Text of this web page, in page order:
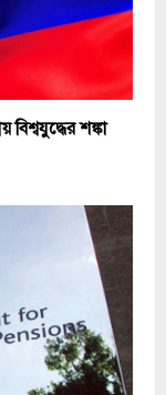
শঙ্কা